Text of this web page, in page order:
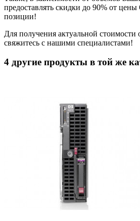
предоставлять скидки до 90% от
позиции!
Для получения актуальной стоимости
свяжитесь с нашими специалистами!
4 другие продукты в той же